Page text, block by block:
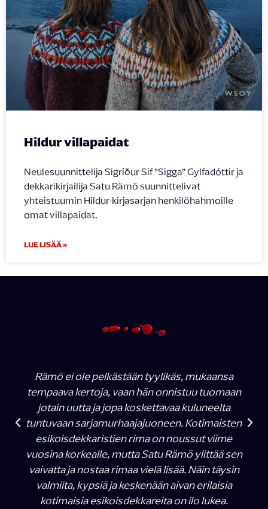
Hildur villapaidat
Neulesuunnittelija Sigríður Sif ”Sigga” Gylfadóttir ja
dekkarikirjailija Satu Rämö suunnittelivat
yhteistuumin Hildur-kirjasarjan henkilöhahmoille
omat villapaidat.
LUE LISÄÄ »
Rämö ei ole pelkästään tyylikäs, mukaansa
tempaava kertoja, vaan hän onnistuu tuomaan
jotain uutta ja jopa koskettavaa kuluneelta
tuntuvaan sarjamurhaajajuoneen. Kotimaisten
esikoisdekkaristien rima on noussut viime
vuosina korkealle, mutta Satu Rämö ylittää sen
vaivatta ja nostaa rimaa vielä lisää. Näin täysin
valmiita, kypsiä ja keskenään aivan erilaisia
kotimaisia esikoisdekkareita on ilo lukea.